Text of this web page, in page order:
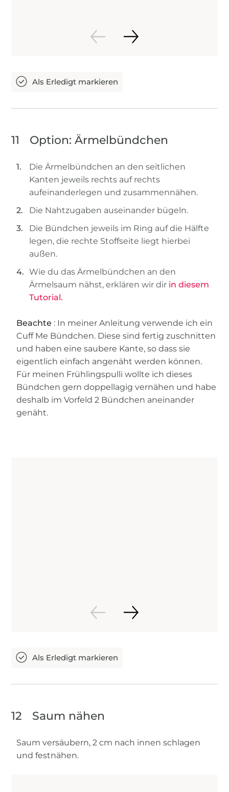
11 Option: Ärmelbündchen
Die Ärmelbündchen an den seitlichen
Kanten jeweils rechts auf rechts
aufeinanderlegen und zusammennähen.
Die Nahtzugaben auseinander bügeln.
Die Bündchen jeweils im Ring auf die Hälfte
legen, die rechte Stoffseite liegt hierbei
außen.
Wie du das Ärmelbündchen an den
Ärmelsaum nähst, erklären wir dir in diesem
Tutorial.
Beachte : In meiner Anleitung verwende ich ein
Cuff Me Bündchen. Diese sind fertig zuschnitten
und haben eine saubere Kante, so dass sie
eigentlich einfach angenäht werden können.
Für meinen Frühlingspulli wollte ich dieses
Bündchen gern doppellagig vernähen und habe
deshalb im Vorfeld 2 Bündchen aneinander
genäht.
12 Saum nähen
Saum versäubern, 2 cm nach innen schlagen
und festnähen.